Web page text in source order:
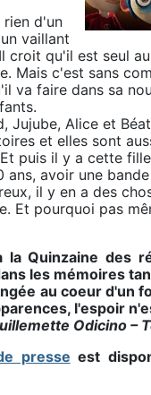
d'un
vaillant
croit qu'il est seul
Mais c'est sans
va faire dans sa
Jujube, Alice et
et elles sont
puis il y a cette
ans, avoir une
il y en a des
Et pourquoi pas
la Quinzaine des
les mémoires
au coeur d'un
l'espoir
Odicino –
presse est